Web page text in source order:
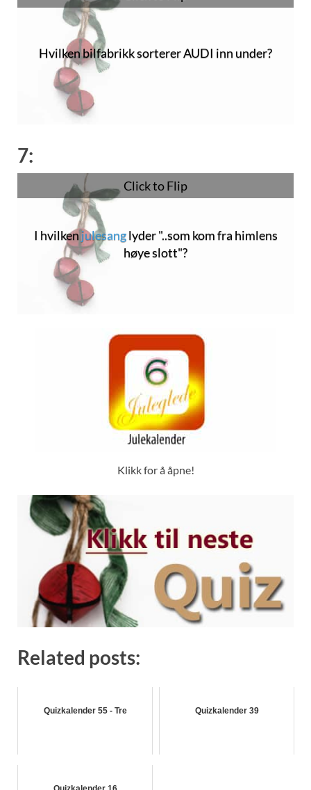
Hvilken bilfabrikk sorterer AUDI inn under?
Volkswagen Group
7:
I hvilkenjulesanglyder "..som kom fra himlens
høye slott"?
Click to Flip
Jeg er så glad hver julekveld
Klikk for å åpne!
Related posts:
Quizkalender 55 - Tre Quizkalender 39